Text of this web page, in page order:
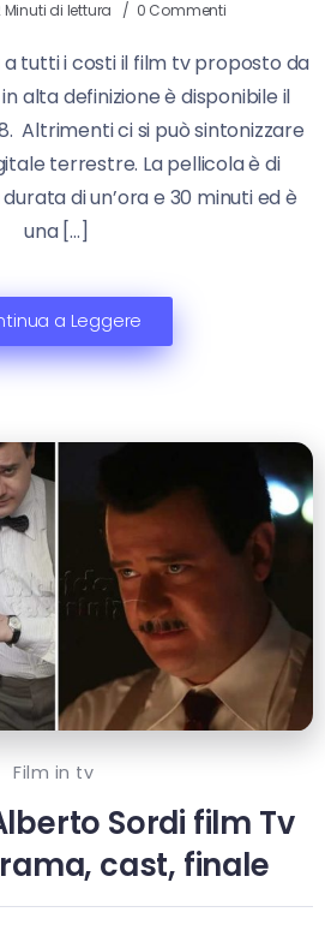
Minuti di lettura 0 Commenti
tutti i costi il film tv proposto da
alta definizione è disponibile il
Altrimenti ci si può sintonizzare
terrestre. La pellicola è di
di un’ora e 30 minuti ed è
una […]
a Leggere
Film in tv
Sordi film Tv
cast, finale